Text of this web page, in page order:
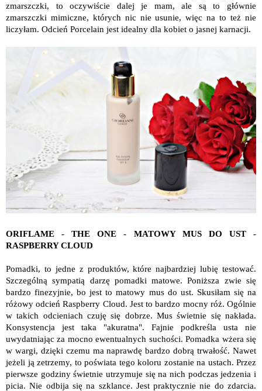
zmarszczki, to oczywiście dalej je mam, ale są to głównie
zmarszczki mimiczne, których nic nie usunie, więc na to też nie
liczyłam. Odcień Porcelain jest idealny dla kobiet o jasnej karnacji.
ORIFLAME - THE ONE - MATOWY MUS DO UST -
RASPBERRY CLOUD
Pomadki, to jedne z produktów, które najbardziej lubię testować.
Szczególną sympatią darzę pomadki matowe. Poniższa zwie się
bardzo finezyjnie, bo jest to matowy mus do ust. Skusiłam się na
różowy odcień Raspberry Cloud. Jest to bardzo mocny róż. Ogólnie
w takich odcieniach czuję się dobrze. Mus świetnie się nakłada.
Konsystencja jest taka "akuratna". Fajnie podkreśla usta nie
uwydatniając za mocno ewentualnych suchości. Pomadka wżera się
w wargi, dzięki czemu ma naprawdę bardzo dobrą trwałość. Nawet
jeżeli ją zetrzemy, to poświata tego koloru zostanie na ustach. Przez
pierwsze godziny świetnie utrzymuje się na nich podczas jedzenia i
picia. Nie odbija się na szklance. Jest praktycznie nie do zdarcia.